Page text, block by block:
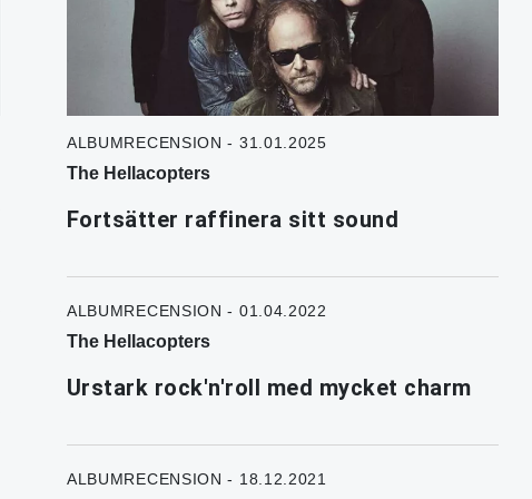
ALBUMRECENSION - 31.01.2025
The Hellacopters
Fortsätter raffinera sitt sound
ALBUMRECENSION - 01.04.2022
The Hellacopters
Urstark rock'n'roll med mycket charm
ALBUMRECENSION - 18.12.2021